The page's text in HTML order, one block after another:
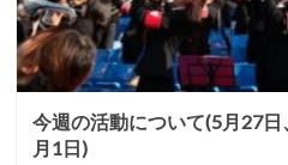
今週の活動について(5月27
月1日)